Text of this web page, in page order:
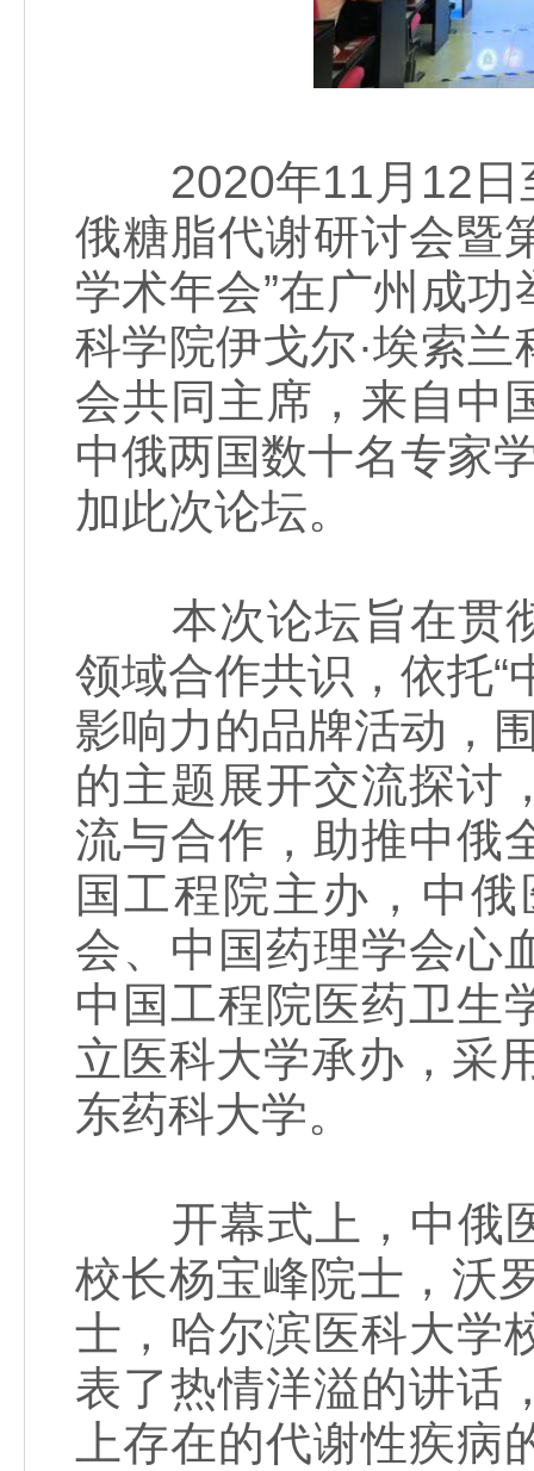
2020年11月12日
俄糖脂代谢研讨会暨
学术年会”在广州成
科学院伊戈尔·埃索
会共同主席，来自中
中俄两国数十名专家
加此次论坛。
本次论坛旨在贯彻
领域合作共识，依托“
影响力的品牌活动，
的主题展开交流探讨
流与合作，助推中俄
国工程院主办，中
会、中国药理学会心
中国工程院医药卫生
立医科大学承办，采
东药科大学。
开幕式上，中俄医
校长杨宝峰院士，沃
士，哈尔滨医科大学
表了热情洋溢的讲话
上存在的代谢性疾